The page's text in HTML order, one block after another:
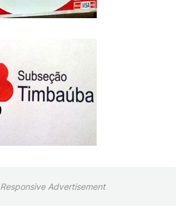
Responsive Advertisement